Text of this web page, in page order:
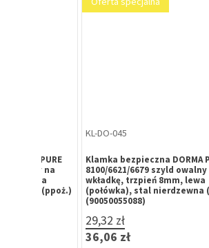
ZA-ME-011
Zatrzask balkonowy z rolką, profil
okienny Aluplast / Wital / Decco